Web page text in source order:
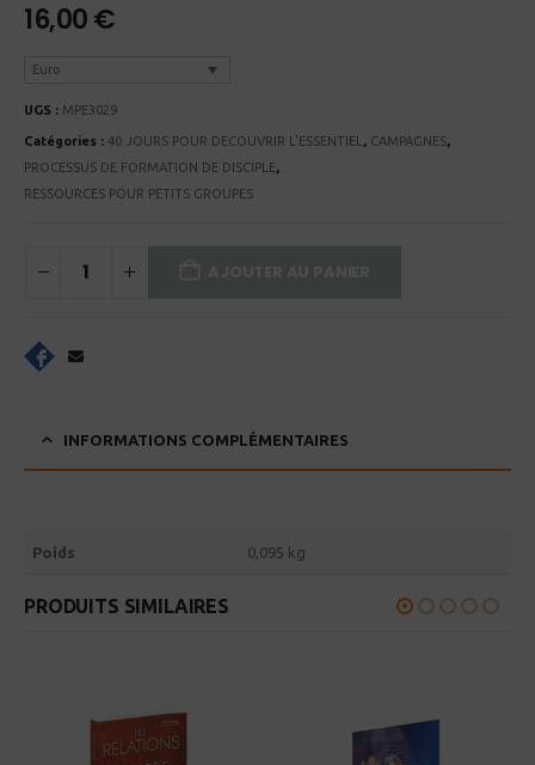
16,00€
Euro
UGS : MPE3029
Catégories : 40 JOURS POUR DECOUVRIR L'ESSENTIEL , CAMPAGNES,
PROCESSUS DE FORMATION DE DISCIPLE,
RESSOURCES POUR PETITS GROUPES
INFORMATIONS COMPLÉMENTAIRES
Poids 0,095 kg
PRODUITS SIMILAIRES